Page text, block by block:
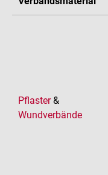
Pflaster&
Wundverbände